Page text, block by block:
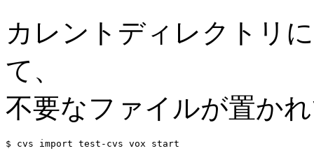
カレントディレクトリ
て、
不要なファイルが置か